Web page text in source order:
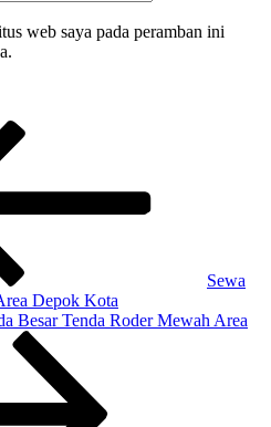
web saya pada peramban ini
Sewa
Depok Kota
Besar Tenda Roder Mewah Area